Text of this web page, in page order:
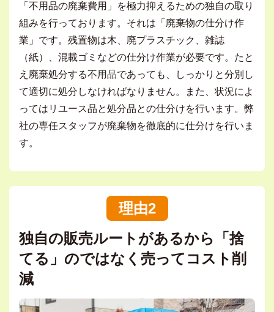
「不用品の廃棄費用」を極力抑えるための独自の取り
組みを行っております。それは「廃棄物の仕分け作
業」です。残置物は木、廃プラスチック、雑誌
（紙）、混載ゴミなどの仕分け作業が必要です。たと
え廃棄処分する不用品であっても、しっかりと分別し
て適切に処分しなければなりません。また、状況によ
ってはリユース品と処分品との仕分けを行います。弊
社の専任スタッフが廃棄物を徹底的に仕分けを行いま
す。
理由2
独自の販売ルートがあるから「捨
てる」のではなく売ってコスト削
減